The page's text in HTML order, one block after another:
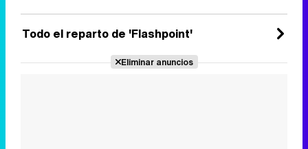
Todo el reparto de 'Flashpoint'
Eliminar anuncios